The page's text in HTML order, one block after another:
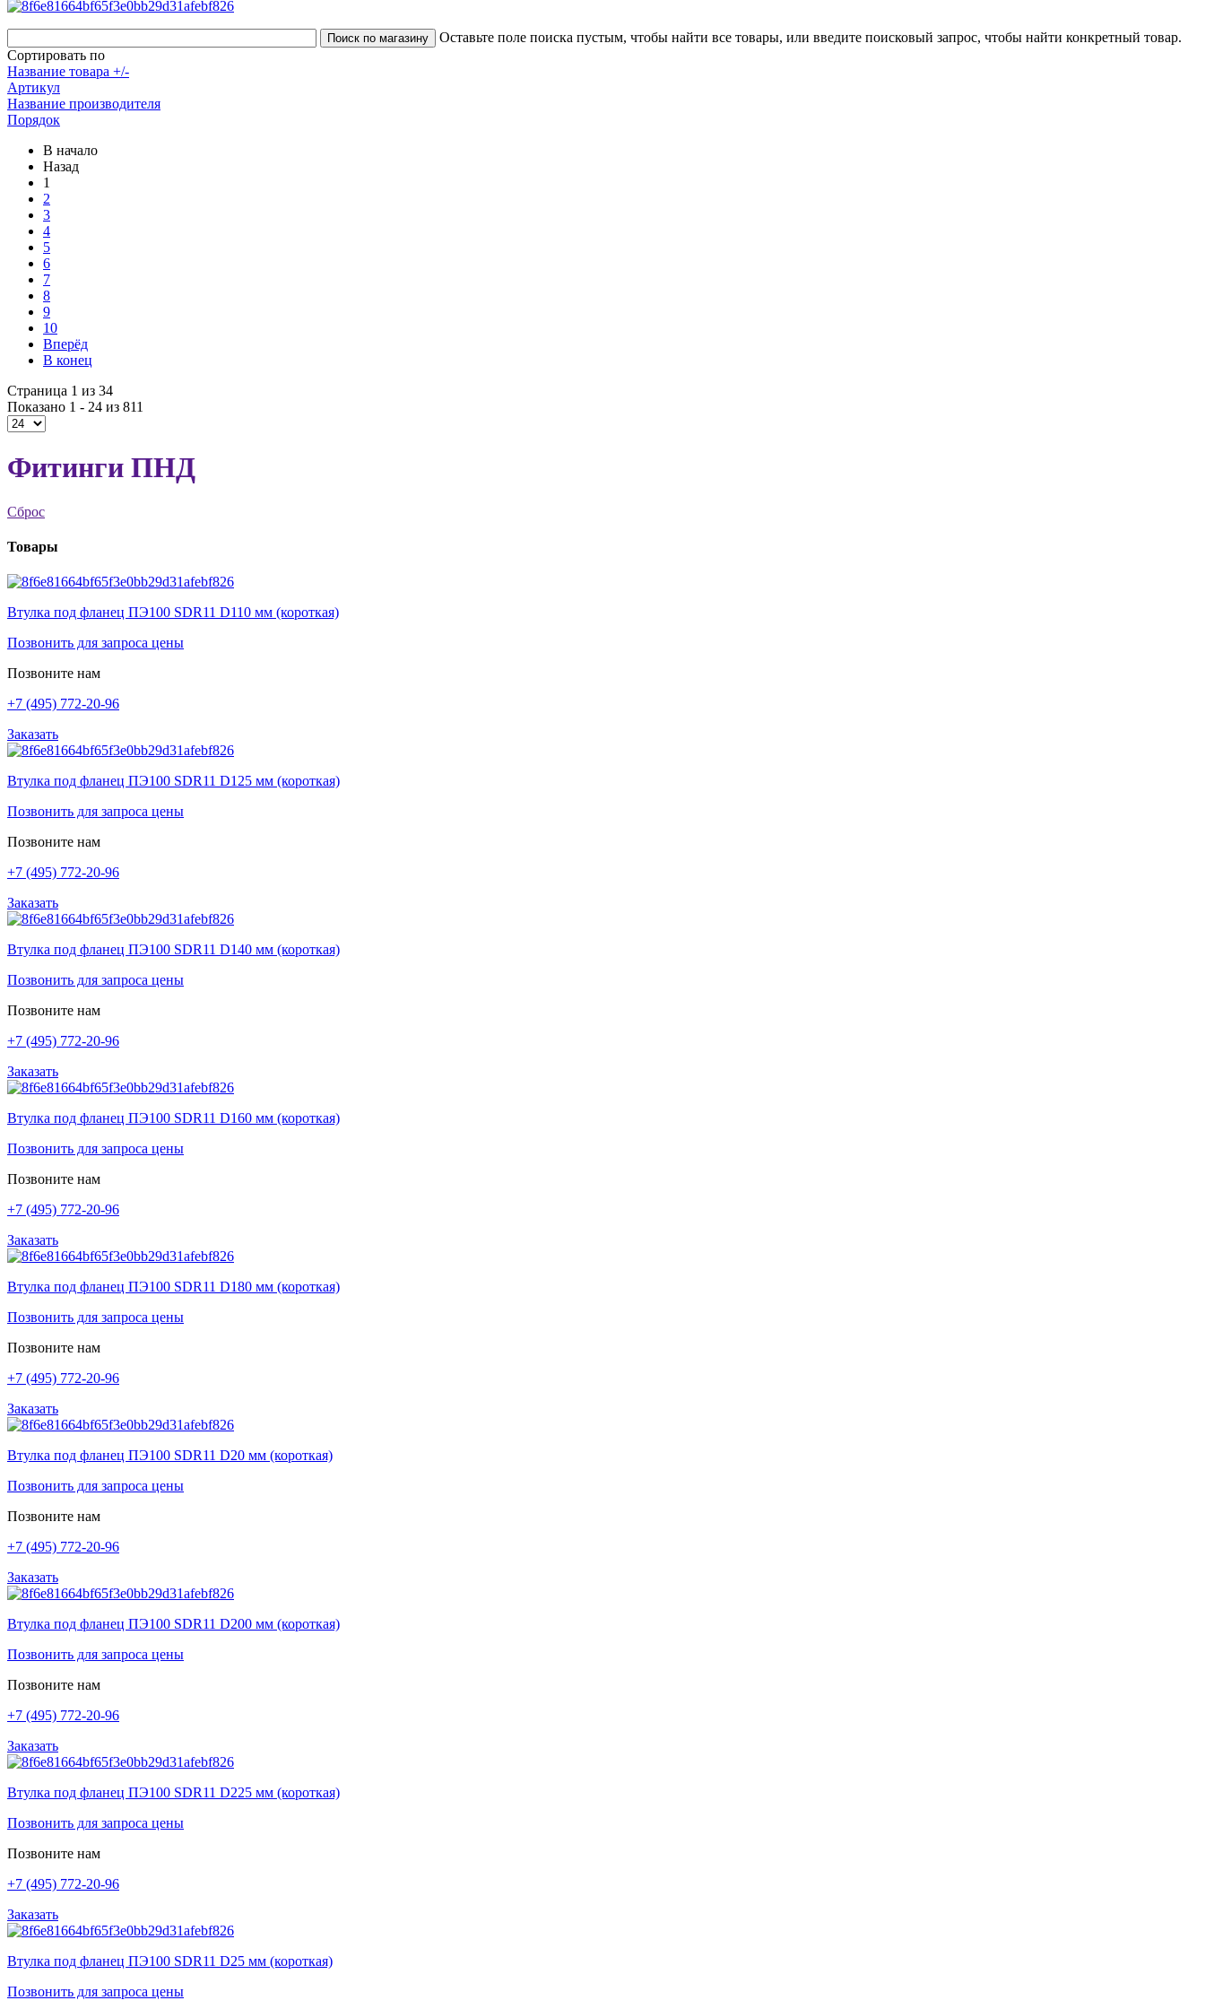
Оставьте поле поиска пустым, чтобы найти все товары, или введите поисковый запрос, чтобы найти конкретный товар.
Сортировать по
Название товара +/-
Артикул
Название производителя
Порядок
В начало
Назад
1
2
3
4
5
6
7
8
9
10
Вперёд
В конец
Страница 1 из 34
Показано 1 - 24 из 811
Фитинги ПНД
Сброс
Товары
Втулка под фланец ПЭ100 SDR11 D110 мм (короткая)
Позвонить для запроса цены
Позвоните нам
+7 (495) 772-20-96
Заказать
Втулка под фланец ПЭ100 SDR11 D125 мм (короткая)
Позвонить для запроса цены
Позвоните нам
+7 (495) 772-20-96
Заказать
Втулка под фланец ПЭ100 SDR11 D140 мм (короткая)
Позвонить для запроса цены
Позвоните нам
+7 (495) 772-20-96
Заказать
Втулка под фланец ПЭ100 SDR11 D160 мм (короткая)
Позвонить для запроса цены
Позвоните нам
+7 (495) 772-20-96
Заказать
Втулка под фланец ПЭ100 SDR11 D180 мм (короткая)
Позвонить для запроса цены
Позвоните нам
+7 (495) 772-20-96
Заказать
Втулка под фланец ПЭ100 SDR11 D20 мм (короткая)
Позвонить для запроса цены
Позвоните нам
+7 (495) 772-20-96
Заказать
Втулка под фланец ПЭ100 SDR11 D200 мм (короткая)
Позвонить для запроса цены
Позвоните нам
+7 (495) 772-20-96
Заказать
Втулка под фланец ПЭ100 SDR11 D225 мм (короткая)
Позвонить для запроса цены
Позвоните нам
+7 (495) 772-20-96
Заказать
Втулка под фланец ПЭ100 SDR11 D25 мм (короткая)
Позвонить для запроса цены